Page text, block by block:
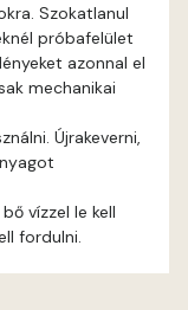
Szokatlanul
próbafelület
azonnal el
mechanikai
Újrakeverni,
vízzel le kell
fordulni.